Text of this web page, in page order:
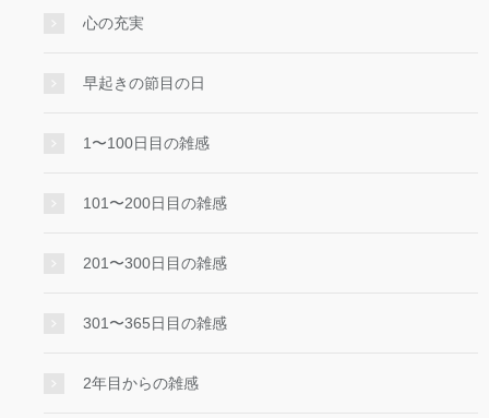
心の充実
早起きの節目の日
1〜100日目の雑感
101〜200日目の雑感
201〜300日目の雑感
301〜365日目の雑感
2年目からの雑感